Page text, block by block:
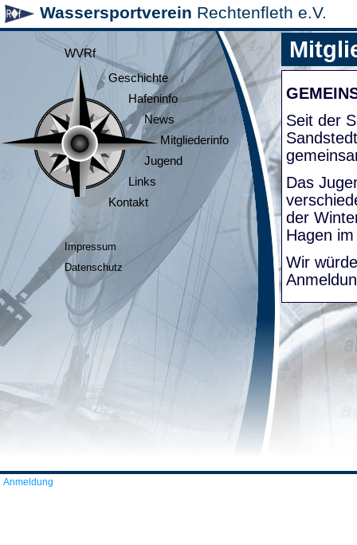
Wassersportverein Rechtenfleth e.V.
WVRf
Geschichte
Hafeninfo
News
Mitgliederinfo
Jugend
Links
Kontakt
Impressum
Datenschutz
Seit der
Das
der
Hagen
Wir
Anmeldung